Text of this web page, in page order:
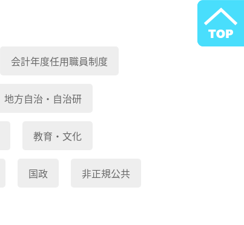
会計年度任用職員制度
地方自治・自治研
教育・文化
国政 非正規公共